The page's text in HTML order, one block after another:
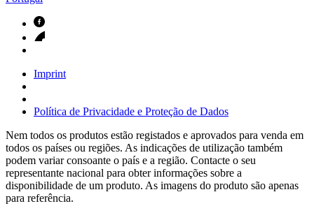
Imprint
Política de Privacidade e Proteção de Dados
Nem todos os produtos estão registados e aprovados para venda em
todos os países ou regiões. As indicações de utilização também
podem variar consoante o país e a região. Contacte o seu
representante nacional para obter informações sobre a
disponibilidade de um produto. As imagens do produto são apenas
para referência.